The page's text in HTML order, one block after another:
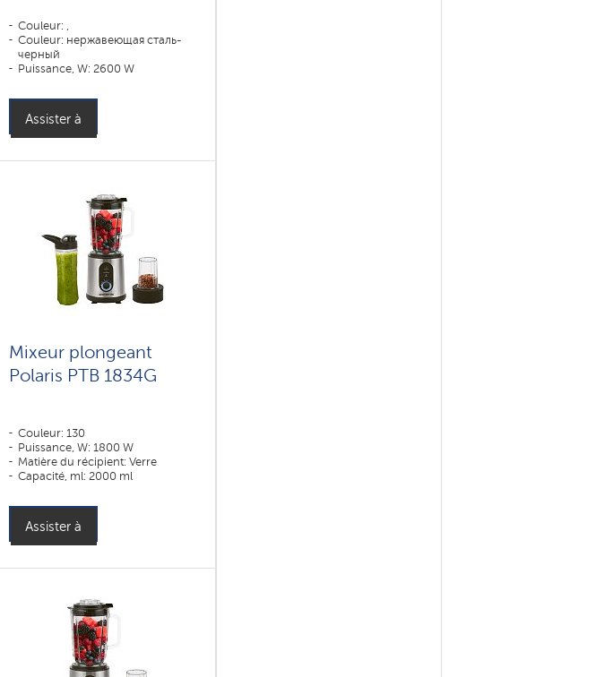
Couleur: ,
Couleur: нержавеющая сталь-
черный
Puissance, W: 2600 W
inoxydable, Plastique
Matière du récipient: Verre
Assister à
Mixeur plongeant
Polaris PTB 1834G
Couleur: 130
Puissance, W: 1800 W
Matière du récipient: Verre
Capacité, ml: 2000 ml
Assister à